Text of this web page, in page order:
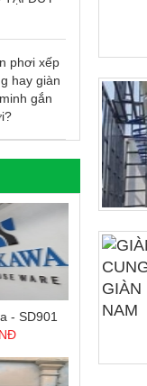
phơi xếp
hay giàn
gắn
non
- SD901